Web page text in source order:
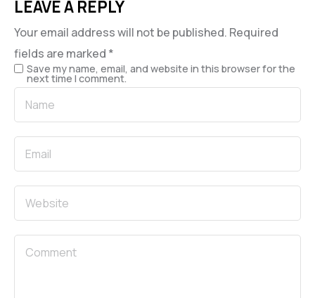
LEAVE A REPLY
Your email address will not be published. Required
fields are marked *
Save my name, email, and website in this browser for the
next time I comment.